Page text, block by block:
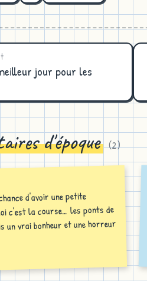
jour pour les
d'époque (2)
d'avoir une petite
c'est la course… les ponts de
un vrai bonheur et une horreur